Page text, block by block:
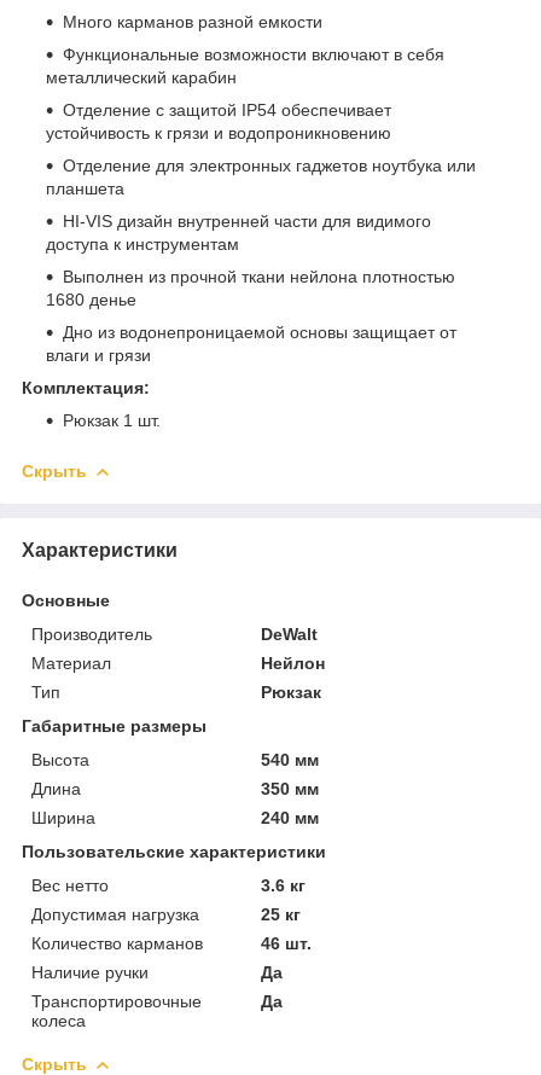
Много карманов разной емкости
Функциональные возможности включают в себя
металлический карабин
Отделение с защитой IP54 обеспечивает
устойчивость к грязи и водопроникновению
Отделение для электронных гаджетов ноутбука или
планшета
HI-VIS дизайн внутренней части для видимого
доступа к инструментам
Выполнен из прочной ткани нейлона плотностью
1680 денье
Дно из водонепроницаемой основы защищает от
влаги и грязи
Комплектация:
Рюкзак 1 шт.
Скрыть
Характеристики
Основные
Производитель
DeWalt
Материал
Нейлон
Тип
Рюкзак
Габаритные размеры
Высота
540 мм
Длина
350 мм
Ширина
240 мм
Пользовательские характеристики
Вес нетто
3.6 кг
Допустимая нагрузка
25 кг
Количество карманов
46 шт.
Наличие ручки
Да
Транспортировочные
колеса
Да
Скрыть